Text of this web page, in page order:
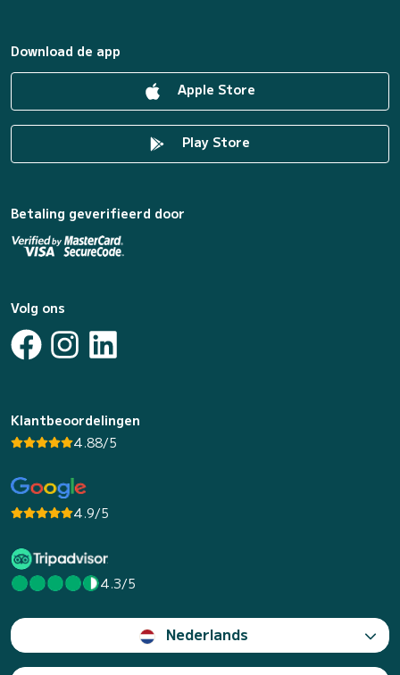
Download de app
Apple Store
Play Store
Betaling geverifieerd door
Volg ons
Klantbeoordelingen
4.88/5
4.9/5
4.3/5
Nederlands